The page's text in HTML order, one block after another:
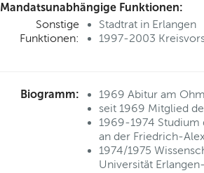
Mandatsunabhängige Funktionen:
Sonstige
Funktionen:
Stadtrat in Erlangen
1997-2003
Biogramm:
1969 Abitur am
seit 1969 Mitglied
1969-1974 Studium
an der Friedrich-
1974/1975
Universität